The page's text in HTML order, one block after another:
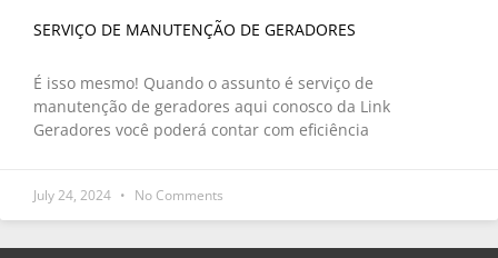
SERVIÇO DE MANUTENÇÃO DE GERADORES
É isso mesmo! Quando o assunto é serviço de
manutenção de geradores aqui conosco da Link
Geradores você poderá contar com eficiência
July 24, 2024 No Comments